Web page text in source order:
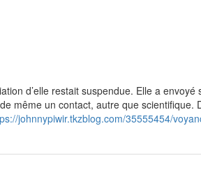
d’elle restait suspendue. Elle a
même un contact, autre que scientifique.
johnnypiwir.tkzblog.com/35555454/